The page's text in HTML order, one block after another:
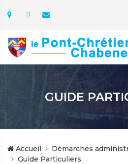
GUIDE
Accueil
Démarches
Guide Particuliers